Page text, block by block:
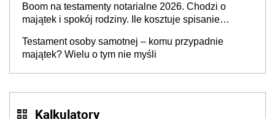
Boom na testamenty notarialne 2026. Chodzi o
majątek i spokój rodziny. Ile kosztuje spisanie
Testament osoby samotnej – komu przypadnie
majątek? Wielu o tym nie myśli
Kalkulatory